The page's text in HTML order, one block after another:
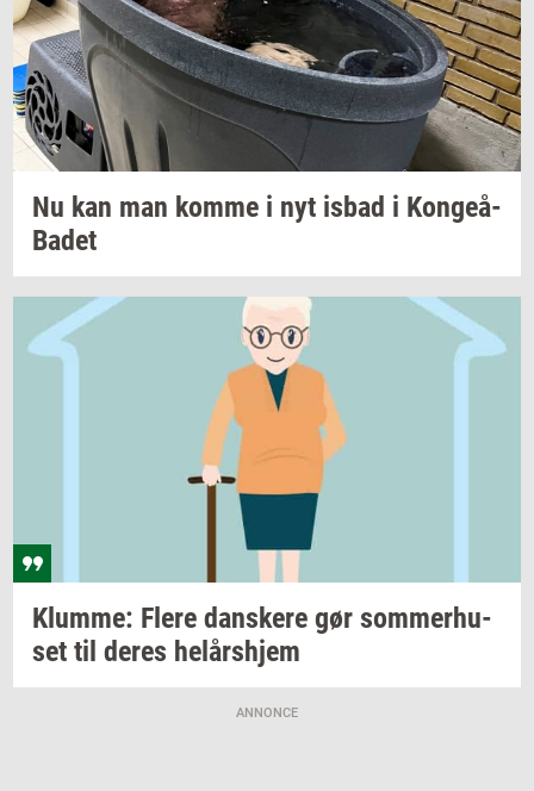
Nu kan man komme i nyt isbad i Kon­ge­å­
Ba­det
Klum­me: Flere dan­ske­re gør som­mer­hu­
set til deres helårs­hjem
ANNONCE